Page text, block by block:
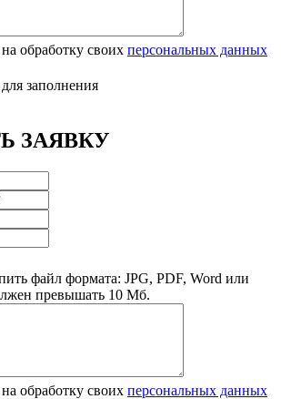
обработку своих персональных данных
заполнения
ЗАЯВКУ
файл формата: JPG, PDF, Word или
превышать 10 Мб.
обработку своих персональных данных